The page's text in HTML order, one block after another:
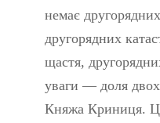
немає
другорядних
щастя,
уваги — доля
Княжа Криниця.